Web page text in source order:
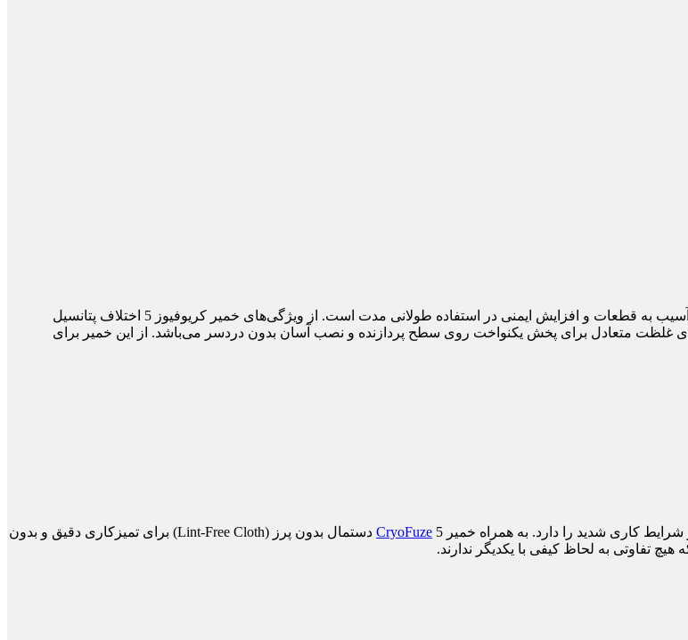
کولر مستر مدل CryoFuze 5 دارای فرمول غیرخورنده جهت جلوگیری از آسیب به قطعات و افزایش ایمنی در استفاده طولانی‌ مدت است. از ویژگی‌های خمیر کریوفیوز 5 اختلاف پتانسیل
غلظت متعادل برای پخش یکنواخت روی سطح پردازنده و نصب آسان بدون دردسر می‌باشد. از این خمیر برای
CryoFuze
5 دستمال بدون پرز (Lint-Free Cloth) برای تمیزکاری دقیق و بدون
تفاوتی به لحاظ کیفی با یکدیگر ندارند.